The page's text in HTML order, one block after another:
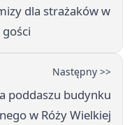
dla strażaków w
Następny >>
poddaszu budynku
w Róży Wielkiej